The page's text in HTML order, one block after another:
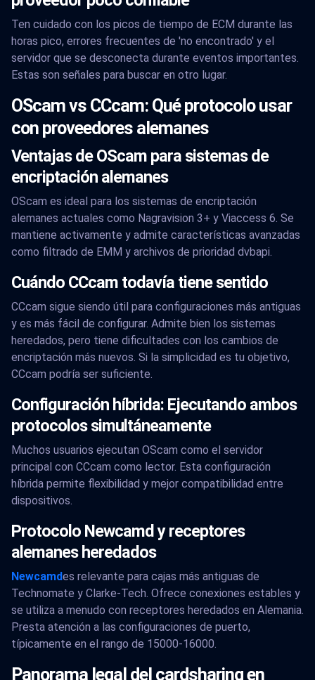
Ten cuidado con los picos de tiempo de ECM durante las
horas pico, errores frecuentes de 'no encontrado' y el
servidor que se desconecta durante eventos importantes.
Estas son señales para buscar en otro lugar.
OScam vs CCcam: Qué protocolo usar
con proveedores alemanes
Ventajas de OScam para sistemas de
encriptación alemanes
OScam es ideal para los sistemas de encriptación
alemanes actuales como Nagravision 3+ y Viaccess 6. Se
mantiene activamente y admite características avanzadas
como filtrado de EMM y archivos de prioridad dvbapi.
Cuándo CCcam todavía tiene sentido
CCcam sigue siendo útil para configuraciones más antiguas
y es más fácil de configurar. Admite bien los sistemas
heredados, pero tiene dificultades con los cambios de
encriptación más nuevos. Si la simplicidad es tu objetivo,
CCcam podría ser suficiente.
Configuración híbrida: Ejecutando ambos
protocolos simultáneamente
Muchos usuarios ejecutan OScam como el servidor
principal con CCcam como lector. Esta configuración
híbrida permite flexibilidad y mejor compatibilidad entre
dispositivos.
Protocolo Newcamd y receptores
alemanes heredados
Newcamdes relevante para cajas más antiguas de
Technomate y Clarke-Tech. Ofrece conexiones estables y
se utiliza a menudo con receptores heredados en Alemania.
Presta atención a las configuraciones de puerto,
típicamente en el rango de 15000-16000.
Panorama legal del cardsharing en